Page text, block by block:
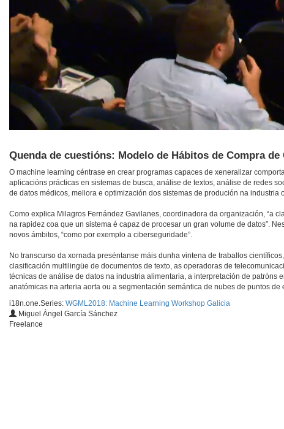
Quenda de cuestións: Modelo de Hábitos de Compra
O machine learning céntrase en crear programas capaces de xeneralizar
aplicacións prácticas en sistemas de busca, análise de textos, análise de redes
de datos médicos, mellora e optimización dos sistemas de produción na
Como explica Milagros Fernández Gavilanes, coordinadora da organización, “a
na rapidez coa que un sistema é capaz de procesar un gran volume de datos”.
novos ámbitos, “como por exemplo a ciberseguridade”.
No transcurso da xornada preséntanse máis dunha vintena de traballos
clasificación multilingüe de documentos de texto, as operadoras de
técnicas de análise de datos na industria alimentaria, a interpretación de
anatómicas na arteria aorta ou a segmentación semántica de nubes de puntos de
i18n.one.Series: WGML2018: Machine Learning Workshop Galicia
Miguel Ángel García Sánchez
Freelance